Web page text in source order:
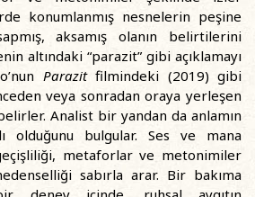
konumlanmış nesnelerin peşine
aksamış olanın belirtilerini
altındaki “parazit” gibi açıklamayı
Parazitfilmindeki (2019) gibi
veya sonradan oraya yerleşen
Analist bir yandan da anlamın
olduğunu bulgular. Ses ve mana
metaforlar ve metonimiler
sabırla arar. Bir bakıma